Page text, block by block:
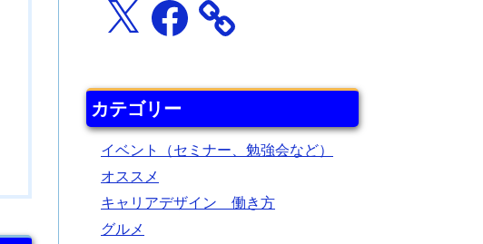
カテゴリー
イベント（セミナー、勉強会など）
オススメ
キャリアデザイン 働き方
グルメ